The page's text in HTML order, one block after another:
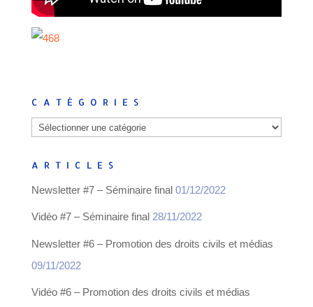
CATÉGORIES
Catégories
ARTICLES
Newsletter #7 – Séminaire final 01/12/2022
Vidéo #7 – Séminaire final 28/11/2022
Newsletter #6 – Promotion des droits civils et médias
09/11/2022
Vidéo #6 – Promotion des droits civils et médias